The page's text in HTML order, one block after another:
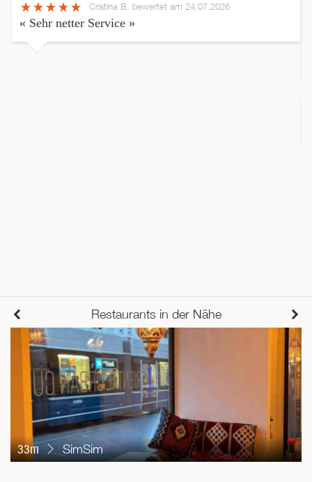
Cristina B. bewertet am 24.07.2026
« Sehr netter Service »
Restaurants in der Nähe
33m SimSim